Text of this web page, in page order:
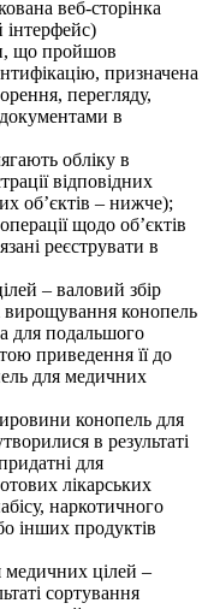
веб-сторінка
що пройшов
призначена
перегляду,
в
обліку в
відповідних
об’єктів – нижче);
щодо об’єктів
реєструвати в
– валовий збір
вирощування конопель
для подальшого
приведення її до
для медичних
конопель для
в результаті
для
лікарських
наркотичного
інших продуктів
медичних цілей –
сортування